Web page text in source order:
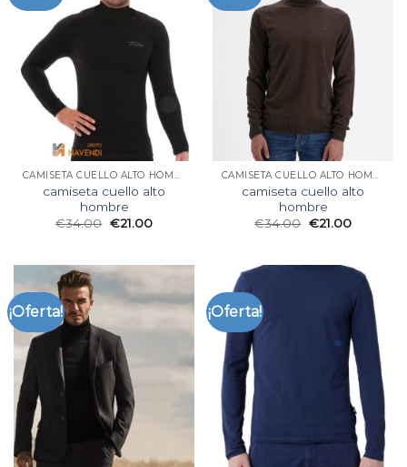
CAMISETA CUELLO ALTO HOMBRE
camiseta cuello alto
hombre
€34.00 €21.00
CAMISETA CUELLO ALTO HOMBRE
camiseta cuello alto
hombre
€34.00 €21.00
¡Oferta! ¡Oferta!